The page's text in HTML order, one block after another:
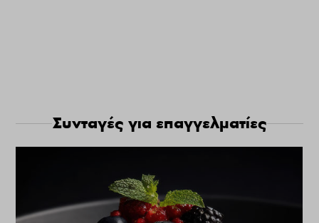
Συνταγές για επαγγελματίες